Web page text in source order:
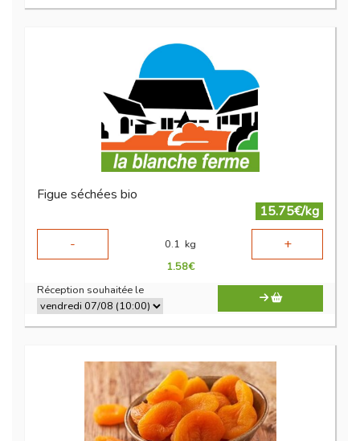
Figue séchées bio
15.75€/kg
-
0.1 kg +
1.58€
Réception souhaitée le